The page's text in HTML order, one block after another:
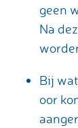
geen
Na
Bij
oor